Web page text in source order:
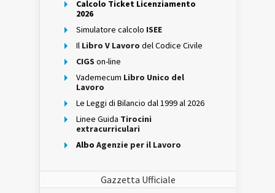
Calcolo Ticket Licenziamento
2026
Simulatore calcolo ISEE
Il Libro V Lavoro del Codice Civile
CIGS on-line
Vademecum Libro Unico del
Lavoro
Le Leggi di Bilancio dal 1999 al 2026
Linee Guida Tirocini
extracurriculari
Albo Agenzie per il Lavoro
Gazzetta Ufficiale